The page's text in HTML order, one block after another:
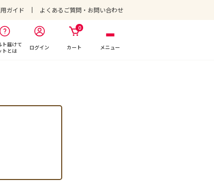
ガイド よくあるご質問・お問い合わせ
ト届けて
トとは
ログイン
0
カート メニュー